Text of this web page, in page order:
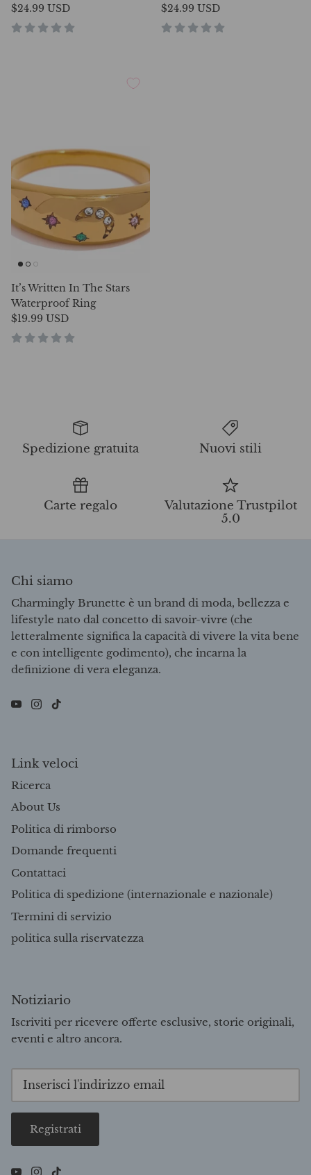
$24.99 USD
$24.99 USD
It’s Written In The Stars
Waterproof Ring
$19.99 USD
Spedizione gratuita Nuovi stili
Carte regalo
Valutazione Trustpilot
5.0
Chi siamo
Charmingly Brunette è un brand di moda, bellezza e
lifestyle nato dal concetto di savoir-vivre (che
letteralmente significa la capacità di vivere la vita bene
e con intelligente godimento), che incarna la
definizione di vera eleganza.
Link veloci
Ricerca
About Us
Politica di rimborso
Domande frequenti
Contattaci
Politica di spedizione (internazionale e nazionale)
Termini di servizio
politica sulla riservatezza
Notiziario
Iscriviti per ricevere offerte esclusive, storie originali,
eventi e altro ancora.
Registrati